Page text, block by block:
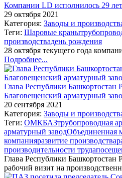
Компании LD исполнилось 29 лет
29 октября 2021
Категория: Заводы и
Теги: Шаровые краны
производствадень рождения
28 октября текущего года
Подробнее...
Глава Республики Башкортостан
Благовещенский арматурный
20 сентября 2021
Категория: Заводы и
Теги: ОМКБАЗтрубопроводная
арматурный заводОбъединенная
компанияразвитие производства
производительности труда
Глава Республики
рабочий визит на